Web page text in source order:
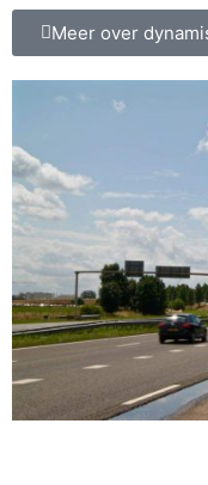
Meer over